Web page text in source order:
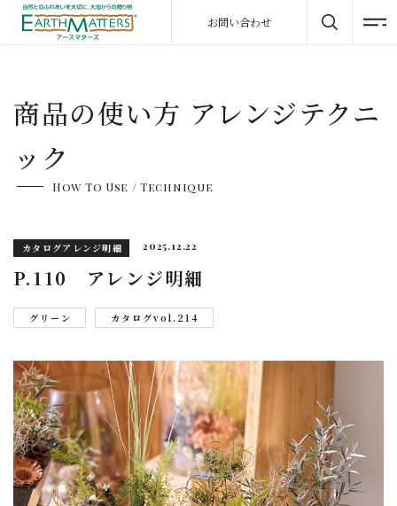
お問い合わせ
商品の使い方 アレンジテクニ
ック
How To Use / Technique
カタログアレンジ明細 2025.12.22
P.110 アレンジ明細
グリーン カタログvol.214